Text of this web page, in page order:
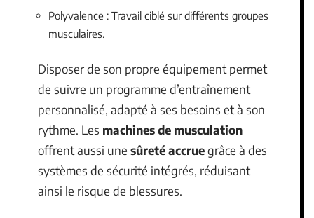
Polyvalence : Travail ciblé sur différents groupes
musculaires.
Disposer de son propre équipement permet
de suivre un programme d’entraînement
personnalisé, adapté à ses besoins et à son
rythme. Les machines de musculation
offrent aussi une sûreté accruegrâce à des
systèmes de sécurité intégrés, réduisant
ainsi le risque de blessures.